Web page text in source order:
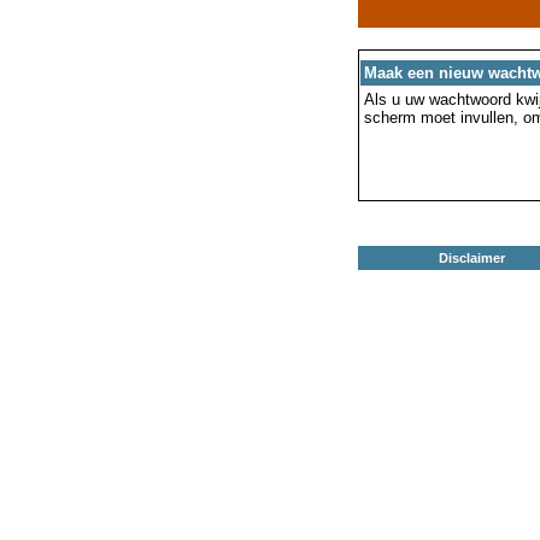
Maak een nieuw
Als u uw wachtwoord
scherm moet invullen,
Disclaimer